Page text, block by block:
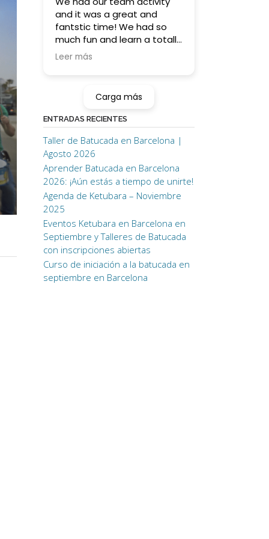
and it was a great and
fantstic time! We had so
much fun and learn a totally
something new (for some
to learn batucada on your
own!
Thank you!! <3
Leer más
Carga más
ENTRADAS RECIENTES
Taller de Batucada en Barcelona |
Agosto 2026
Aprender Batucada en Barcelona
2026: ¡Aún estás a tiempo de unirte!
Agenda de Ketubara – Noviembre
2025
Eventos Ketubara en Barcelona en
Septiembre y Talleres de Batucada
con inscripciones abiertas
Curso de iniciación a la batucada en
septiembre en Barcelona